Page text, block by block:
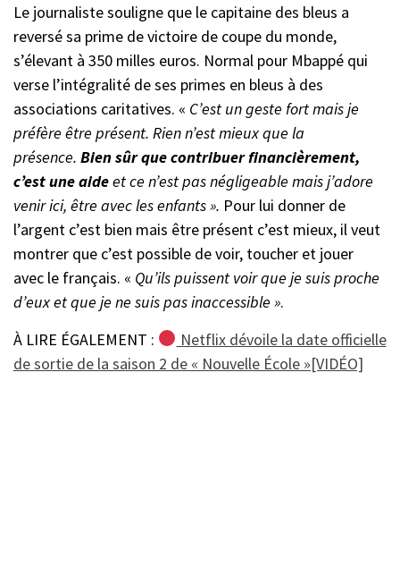
Le journaliste souligne que le capitaine des bleus a
reversé sa prime de victoire de coupe du monde,
s’élevant à 350 milles euros. Normal pour Mbappé qui
verse l’intégralité de ses primes en bleus à des
associations caritatives. « C’est un geste fort mais je
préfère être présent. Rien n’est mieux que la
présence. Bien sûr que contribuer financièrement,
c’est une aideet ce n’est pas négligeable mais j’adore
venir ici, être avec les enfants». Pour lui donner de
l’argent c’est bien mais être présent c’est mieux, il veut
montrer que c’est possible de voir, toucher et jouer
avec le français. « Qu’ils puissent voir que je suis proche
d’eux et que je ne suis pas inaccessible ».
À LIRE ÉGALEMENT :
Netflix dévoile la date officielle
de sortie de la saison 2 de « Nouvelle École »[VIDÉO]